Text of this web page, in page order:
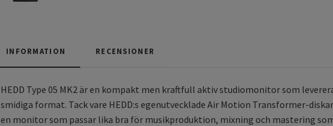
INFORMATION RECENSIONER
HEDD Type 05 MK2 är en kompakt men kraftfull aktiv studiomonitor som
smidiga format. Tack vare HEDD:s egenutvecklade Air Motion Transformer-
en monitor som passar lika bra för musikproduktion, mixning och mastering